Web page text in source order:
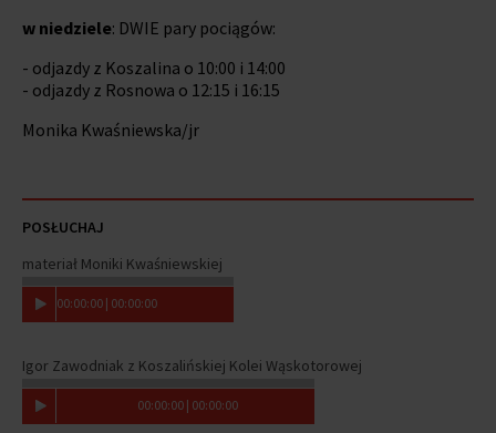
w niedziele: DWIE pary pociągów:
- odjazdy z Koszalina o 10:00 i 14:00
- odjazdy z Rosnowa o 12:15 i 16:15
Monika Kwaśniewska/jr
POSŁUCHAJ
materiał Moniki Kwaśniewskiej
00:00:00 | 00:00:00
Igor Zawodniak z Koszalińskiej Kolei Wąskotorowej
00:00:00 | 00:00:00